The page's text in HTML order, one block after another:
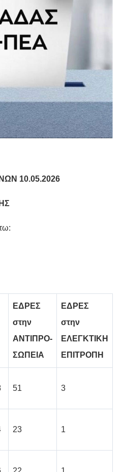
10.05.2026
ΕΔΡΕΣ
στην
ΑΝΤΙΠΡΟ-
ΣΩΠΕΙΑ
ΕΔΡΕΣ
στην
ΕΛΕΓΚΤΙΚΗ
ΕΠΙΤΡΟΠΗ
51 3
23 1